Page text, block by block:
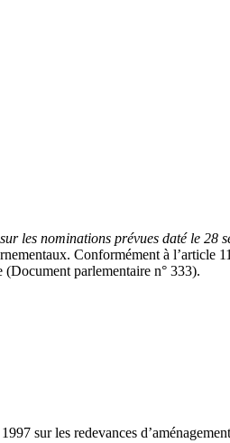
les nominations prévues daté le 28
Conformément à l’article
(Document parlementaire n° 333).
sur les redevances